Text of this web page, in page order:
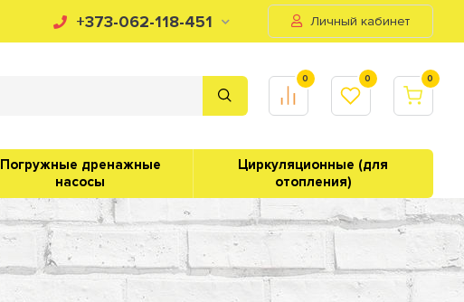
+373-062-118-451 Личный кабинет
0 0 0
Погружные дренажные
насосы
Циркуляционные (для
отопления)